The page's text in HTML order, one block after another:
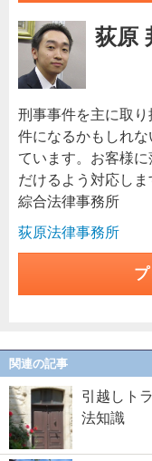
荻原
刑事事件を主に取
件になるかもしれ
ています。お客様
だけるよう対応し
綜合法律事務所
荻原法律事務所
関連の記事
引越しト
法知識